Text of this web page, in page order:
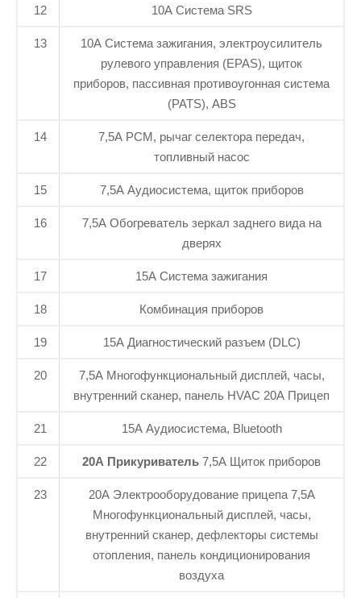
12 10A Система SRS
13
10A Система зажигания, электроусилитель
рулевого управления (EPAS), щиток
приборов, пассивная противоугонная система
(PATS), ABS
14
7,5A PCM, рычаг селектора передач,
топливный насос
15 7,5A Аудиосистема, щиток приборов
16
7,5A Обогреватель зеркал заднего вида на
дверях
17 15A Система зажигания
18 Комбинация приборов
19 15A Диагностический разъем (DLC)
20
7,5A Многофункциональный дисплей, часы,
внутренний сканер, панель HVAC 20А Прицеп
21 15A Аудиосистема, Bluetooth
22 20A Прикуриватель 7,5А Щиток приборов
23
20A Электрооборудование прицепа 7,5А
Многофункциональный дисплей, часы,
внутренний сканер, дефлекторы системы
отопления, панель кондиционирования
воздуха